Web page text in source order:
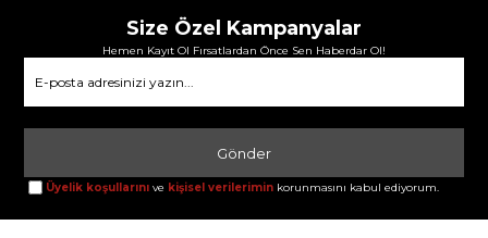
Size Özel Kampanyalar
Hemen Kayıt Ol Fırsatlardan Önce Sen Haberdar Ol!
Gönder
Üyelik koşullarını ve kişisel verilerimin korunmasını kabul ediyorum.